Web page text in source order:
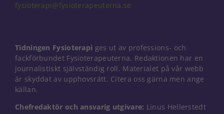
fysioterapi@fysioterapeuterna.se
Tidningen Fysioterapi ges ut av professions- och
fackförbundet Fysioterapeuterna. Redaktionen har en
journalistiskt självständig roll. Materialet på vår webb
är skyddat av upphovsrätt. Citera oss gärna men ange
källan.
Chefredaktör och ansvarig utgivare: Linus Hellerstedt
Nödvändiga